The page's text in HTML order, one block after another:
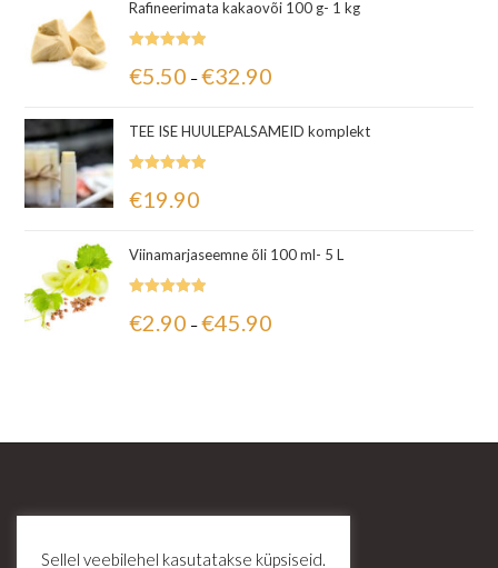
Rafineerimata kakaovõi 100 g- 1 kg
5.00 / 5
€5.50 – €32.90
TEE ISE HUULEPALSAMEID komplekt
5.00 / 5
€19.90
Viinamarjaseemne õli 100 ml- 5 L
5.00 / 5
€2.90 – €45.90
Sellel veebilehel kasutatakse küpsiseid.